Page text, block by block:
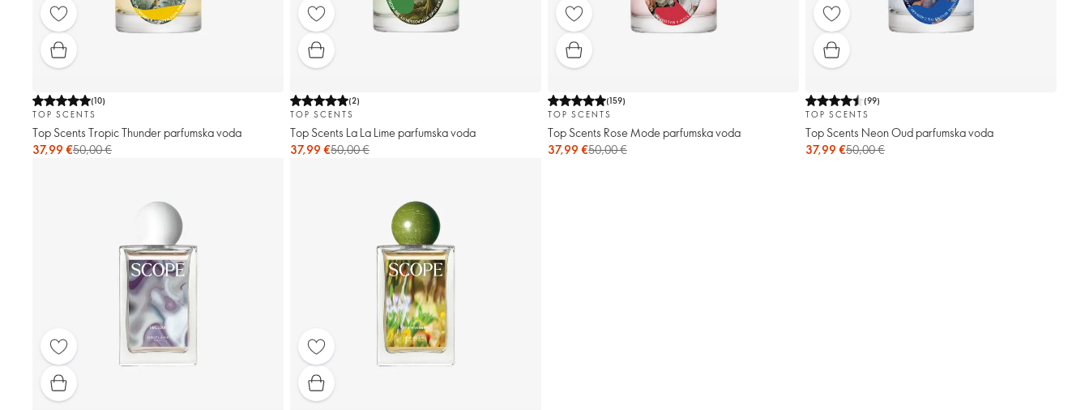
(10)
TOP SCENTS
Top Scents Tropic Thunder parfumska voda
37,99 €50,00 €
(2)
TOP SCENTS
Top Scents La La Lime parfumska voda
37,99 €50,00 €
(159)
TOP SCENTS
Top Scents Rose Mode parfumska voda
37,99 €50,00 €
(99)
TOP SCENTS
Top Scents Neon Oud parfumska voda
37,99 €50,00 €